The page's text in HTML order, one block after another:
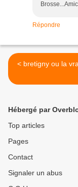
Répondre
< bretigny ou la
Hébergé par
Top articles
Pages
Contact
Signaler un abus